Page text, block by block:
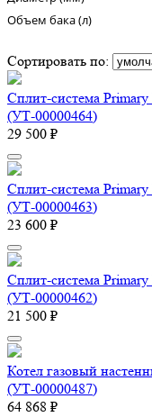
Объем бака (л)
Сортировать по:
Сплит-система
(УТ-00000464)
29 500 ₽
Сплит-система
(УТ-00000463)
23 600 ₽
Сплит-система
(УТ-00000462)
21 500 ₽
Котел газовый
(УТ-00000487)
64 868 ₽